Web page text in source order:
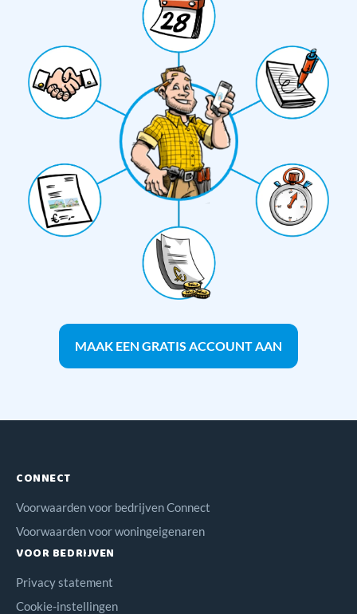
MAAK EEN GRATIS ACCOUNT AAN
CONNECT
Voorwaarden voor bedrijven Connect
Voorwaarden voor woningeigenaren
VOOR BEDRIJVEN
Privacy statement
Cookie-instellingen